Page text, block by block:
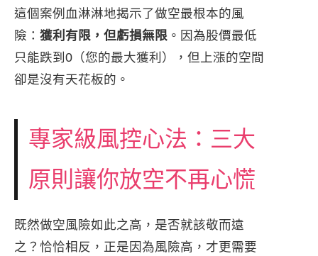
這個案例血淋淋地揭示了做空最根本的風
險： 獲利有限，但虧損無限 。因為股價最低
只能跌到0（您的最大獲利），但上漲的空間
卻是沒有天花板的。
專家級風控心法：三大
原則讓你放空不再心慌
既然做空風險如此之高，是否就該敬而遠
之？恰恰相反，正是因為風險高，才更需要